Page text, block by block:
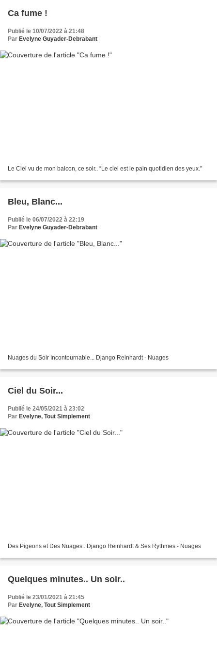
Ca fume !
Publié le 10/07/2022 à 21:48
Par Evelyne Guyader-Debrabant
Le Ciel vu de mon balcon, ce soir.. “Le ciel est le pain quotidien des yeux.”
Bleu, Blanc...
Publié le 06/07/2022 à 22:19
Par Evelyne Guyader-Debrabant
Nuages du Soir Incontournable... Django Reinhardt - Nuages
Ciel du Soir...
Publié le 24/05/2021 à 23:02
Par Evelyne, Tout Simplement
Des Pigeons et Des Nuages.. Django Reinhardt & Ses Rythmes - Nuages
Quelques minutes.. Un soir..
Publié le 23/01/2021 à 21:45
Par Evelyne, Tout Simplement